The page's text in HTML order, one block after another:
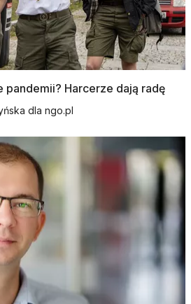
pandemii? Harcerze dają radę
dla ngo.pl